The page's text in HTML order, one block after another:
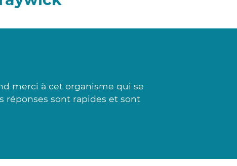
merci à cet organisme qui se
réponses sont rapides et sont